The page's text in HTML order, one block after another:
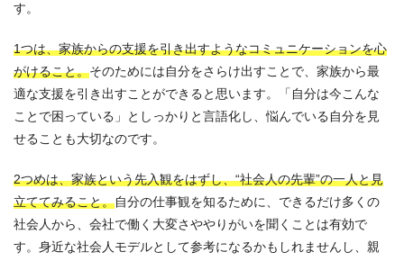
す。
1つは、家族からの支援を引き出すようなコミュニケーションを心
がけること。そのためには自分をさらけ出すことで、家族から最
適な支援を引き出すことができると思います。「自分は今こんな
ことで困っている」としっかりと言語化し、悩んでいる自分を見
せることも大切なのです。
2つめは、家族という先入観をはずし、“社会人の先輩”の一人と見
立ててみること。自分の仕事観を知るために、できるだけ多くの
社会人から、会社で働く大変さややりがいを聞くことは有効で
す。身近な社会人モデルとして参考になるかもしれませんし、親